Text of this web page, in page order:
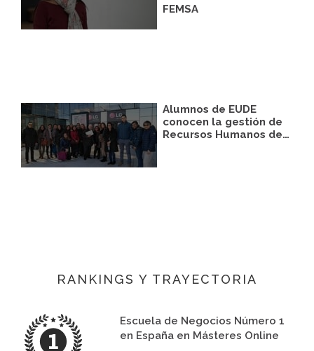
FEMSA
Alumnos de EUDE
conocen la gestión de
Recursos Humanos de…
RANKINGS Y TRAYECTORIA
Escuela de Negocios Número 1
en España en Másteres Online